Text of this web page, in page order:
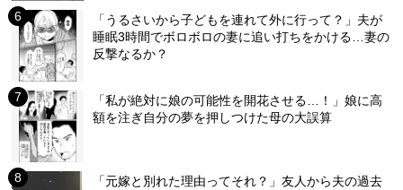
「うるさいから子どもを連れて外に行って？」夫が
睡眠3時間でボロボロの妻に追い打ちをかける…妻の
反撃なるか？
「私が絶対に娘の可能性を開花させる…！」娘に高
額を注ぎ自分の夢を押しつけた母の大誤算
「元嫁と別れた理由ってそれ？」友人から夫の過去